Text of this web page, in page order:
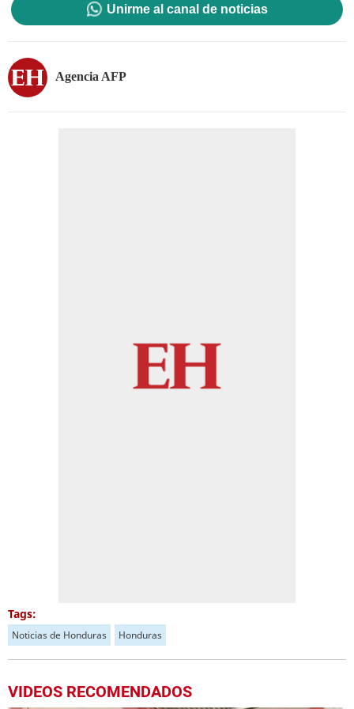
Unirme al canal de noticias
Agencia AFP
Tags:
Noticias de Honduras Honduras
VIDEOS RECOMENDADOS